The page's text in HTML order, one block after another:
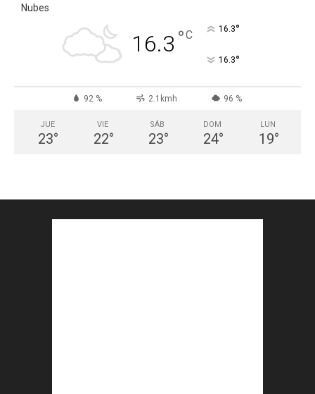
Nubes
16.3 °C 16.3°
16.3°
92 % 2.1kmh 96 %
JUE
23°
VIE
22°
SÁB
23°
DOM
24°
LUN
19°